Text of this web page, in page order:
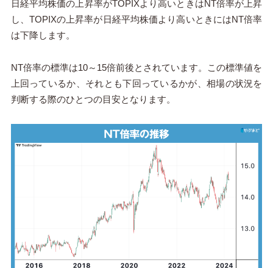
日経平均株価の上昇率がTOPIXより高いときはNT倍率が上昇
し、TOPIXの上昇率が日経平均株価より高いときにはNT倍率
は下降します。
NT倍率の標準は10～15倍前後とされています。この標準値を
上回っているか、それとも下回っているかが、相場の状況を
判断する際のひとつの目安となります。